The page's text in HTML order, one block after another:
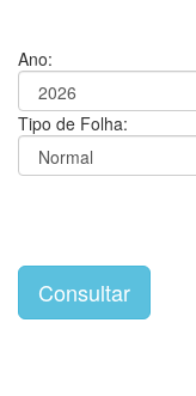
Ano:
Tipo de Folha: